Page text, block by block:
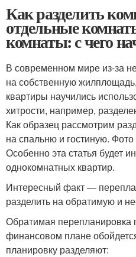
Как разделить
отдельные
комнаты: с чего
В современном мире из-за
на собственную
квартиры научились
хитрости, например,
Как образец рассмотрим
на спальню и гостиную. Фото
Особенно эта статья будет
однокомнатных квартир.
Интересный факт —
разделить на обратимую и
Обратимая перепланировка
финансовом плане
планировку разделяют: